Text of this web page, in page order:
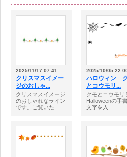
2025/11/17 07:41
クリスマスイメー
ジのおしゃ...
クリスマスイメージ
のおしゃれなライン
です。ご覧いた...
2025/10/05
ハロウィン
とコウモリ...
クモとコウモリ
Halloweenの手
文字を入...